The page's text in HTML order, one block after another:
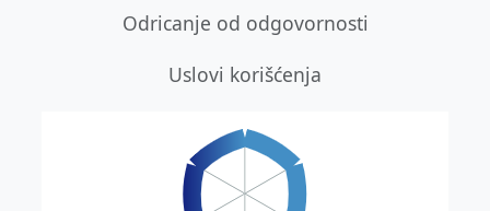
Odricanje od odgovornosti
Uslovi korišćenja